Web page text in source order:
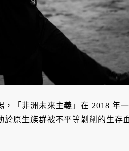
「非洲未來主義」在 2018 年
於原生族群被不平等剝削的生存